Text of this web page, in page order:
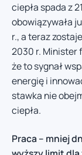
ciepła spada z
obowiązywała
r., a teraz
2030 r. Minister
że to sygnał
energię i
stawka nie
ciepła.
Praca – mniej